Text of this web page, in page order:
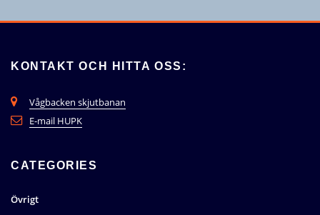
KONTAKT OCH HITTA OSS:
Vågbacken skjutbanan
E-mail HUPK
CATEGORIES
Övrigt